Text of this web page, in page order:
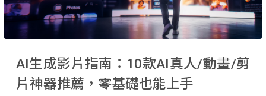
AI生成影片指南：10款AI真人/動畫/剪
片神器推薦，零基礎也能上手